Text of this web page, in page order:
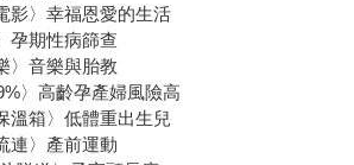
影〉幸福恩愛的生活
孕期性病篩查
〉音樂與胎教
〉高齡孕產婦風險高
溫箱〉低體重出生兒
連〉產前運動